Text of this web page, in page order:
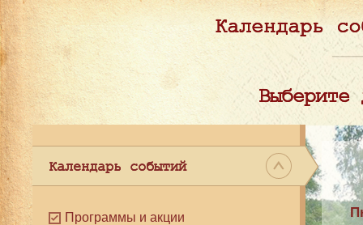
Календарь
Выберите
Календарь событий
Программы и акции